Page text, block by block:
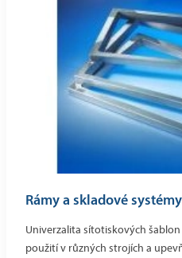
Rámy a skladové systémy
Univerzalita sítotiskových
použití v různých strojích a